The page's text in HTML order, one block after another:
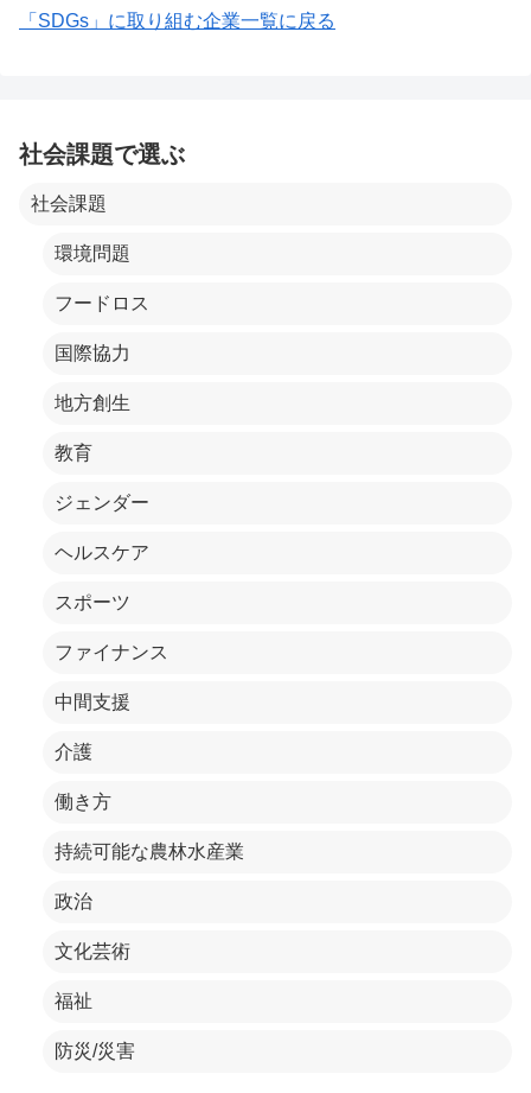
「SDGs」に取り組む企業一覧に戻る
社会課題で選ぶ
社会課題
環境問題
フードロス
国際協力
地方創生
教育
ジェンダー
ヘルスケア
スポーツ
ファイナンス
中間支援
介護
働き方
持続可能な農林水産業
政治
文化芸術
福祉
防災/災害